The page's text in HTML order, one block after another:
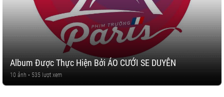
Album Được Thực Hiện Bởi ÁO CƯỚI SE DUYÊN
10 ảnh • 535 lượt xem